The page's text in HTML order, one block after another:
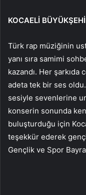
KOCAELİ
Türk rap müziğinin
yanı sıra samimi
kazandı. Her
adeta tek bir ses
sesiyle sevenlerine
konserin sonunda
buluşturduğu için
teşekkür ederek
Gençlik ve Spor